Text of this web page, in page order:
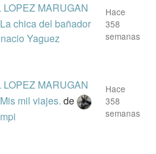
LOPEZ MARUGAN
La chica del bañador
Yaguez
Hace
358
semanas
LOPEZ MARUGAN
Mis mil viajes.de
Hace
358
semanas